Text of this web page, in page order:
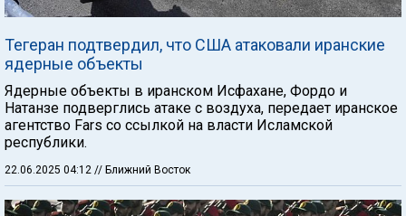
Тегеран подтвердил, что США атаковали иранские
ядерные объекты
Ядерные объекты в иранском Исфахане, Фордо и
Натанзе подверглись атаке с воздуха, передает иранское
агентство Fars со ссылкой на власти Исламской
республики.
22.06.2025 04:12 // Ближний Восток